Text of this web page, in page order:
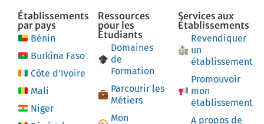
Établissements
par pays
Bénin
Burkina Faso
Côte d’Ivoire
Mali
Niger
Ressources
pour les
Étudiants
Domaines
de
Formation
Parcourir les
Métiers
Mon
Services aux
Établissements
Revendiquer
un
établissement
Promouvoir
mon
établissement
A propos de